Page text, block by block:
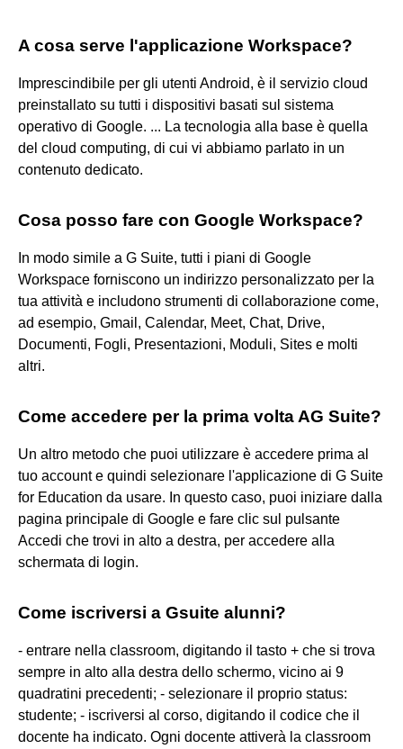
A cosa serve l'applicazione Workspace?
Imprescindibile per gli utenti Android, è il servizio cloud
preinstallato su tutti i dispositivi basati sul sistema
operativo di Google. ... La tecnologia alla base è quella
del cloud computing, di cui vi abbiamo parlato in un
contenuto dedicato.
Cosa posso fare con Google Workspace?
In modo simile a G Suite, tutti i piani di Google
Workspace forniscono un indirizzo personalizzato per la
tua attività e includono strumenti di collaborazione come,
ad esempio, Gmail, Calendar, Meet, Chat, Drive,
Documenti, Fogli, Presentazioni, Moduli, Sites e molti
altri.
Come accedere per la prima volta AG Suite?
Un altro metodo che puoi utilizzare è accedere prima al
tuo account e quindi selezionare l'applicazione di G Suite
for Education da usare. In questo caso, puoi iniziare dalla
pagina principale di Google e fare clic sul pulsante
Accedi che trovi in alto a destra, per accedere alla
schermata di login.
Come iscriversi a Gsuite alunni?
- entrare nella classroom, digitando il tasto + che si trova
sempre in alto alla destra dello schermo, vicino ai 9
quadratini precedenti; - selezionare il proprio status:
studente; - iscriversi al corso, digitando il codice che il
docente ha indicato. Ogni docente attiverà la classroom